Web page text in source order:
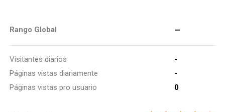
Rango Global -
Visitantes diarios
-
Páginas vistas diariamente
-
Páginas vistas pro usuario
0